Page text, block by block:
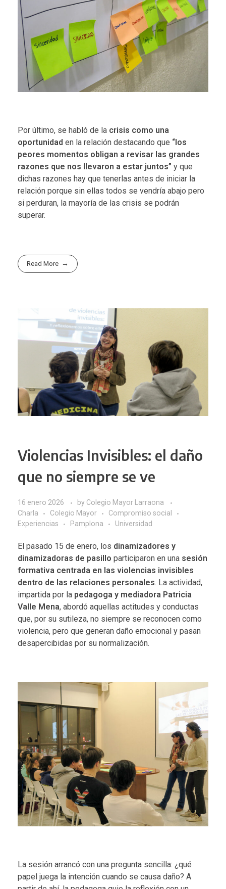
Por último, se habló de la crisis como una
oportunidad en la relación destacando que “los
peores momentos obligan a revisar las grandes
razones que nos llevaron a estar juntos” y que
dichas razones hay que tenerlas antes de iniciar la
relación porque sin ellas todos se vendría abajo pero
si perduran, la mayoría de las crisis se podrán
superar.
Read More
Violencias Invisibles: el daño
que no siempre se ve
16 enero 2026 by Colegio Mayor Larraona
Charla
Colegio Mayor
Compromiso social
Experiencias
Pamplona Universidad
El pasado 15 de enero, los dinamizadores y
dinamizadoras de pasillo participaron en una sesión
formativa centrada en las violencias invisibles
dentro de las relaciones personales. La actividad,
impartida por la pedagoga y mediadora Patricia
Valle Mena, abordó aquellas actitudes y conductas
que, por su sutileza, no siempre se reconocen como
violencia, pero que generan daño emocional y pasan
desapercibidas por su normalización.
La sesión arrancó con una pregunta sencilla: ¿qué
papel juega la intención cuando se causa daño? A